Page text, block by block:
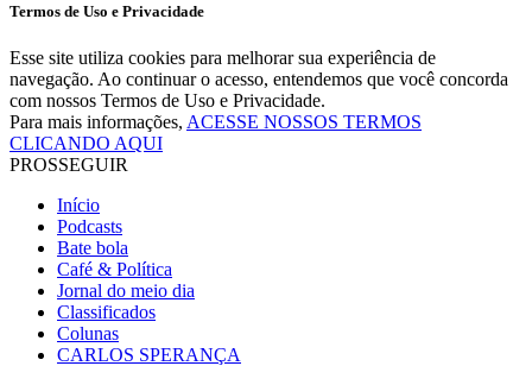
Termos de Uso e Privacidade
Esse site utiliza cookies para melhorar sua experiência de
navegação. Ao continuar o acesso, entendemos que você concorda
com nossos Termos de Uso e Privacidade.
Para mais informações, ACESSE NOSSOS TERMOS
CLICANDO AQUI
PROSSEGUIR
Início
Podcasts
Bate bola
Café & Política
Jornal do meio dia
Classificados
Colunas
CARLOS SPERANÇA